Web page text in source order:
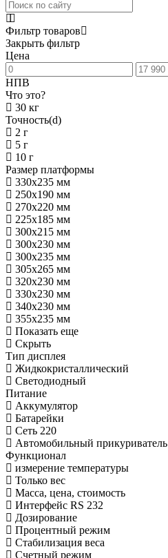
Фильтр товаров
Закрыть фильтр
Цена
НПВ
Что это?
30 кг
Точность(d)
2 г
5 г
10 г
Размер платформы
330х235 мм
250х190 мм
270х220 мм
225х185 мм
300х215 мм
300х230 мм
300х235 мм
305х265 мм
320х230 мм
330х230 мм
340х230 мм
355х235 мм
Показать еще
Скрыть
Тип дисплея
Жидкокристаллический
Светодиодный
Питание
Аккумулятор
Батарейки
Сеть 220
Автомобильный прикуриватель
Функционал
измерение температуры
Только вес
Масса, цена, стоимость
Интерфейс RS 232
Дозирование
Процентный режим
Стабилизация веса
Счетный режим